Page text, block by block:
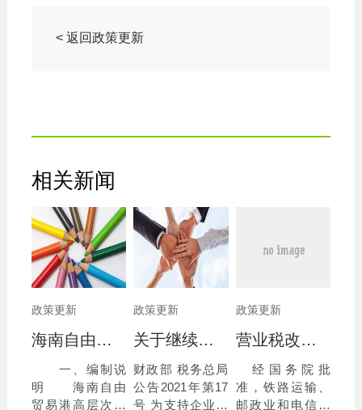
< 返回政策更新
相关新闻
政策更新
海南自由贸易港高层次人才分类标准(2020)
一、编制说
明 海南自由
贸易港高层次人
政策更新
关于继续执行企业 事业单位改制重组有关契税政策的公告
财政部 税务总局
公告2021年第17
号 为支持企业、
政策更新
营业税改征增值税跨境应税服务 增值税免税管理办法（试行）
经国务院批
准，铁路运输、
邮政业和电信业